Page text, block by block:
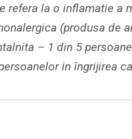
refera la o inflamatie a
(produsa de
– 1 din 5
in îngrijirea